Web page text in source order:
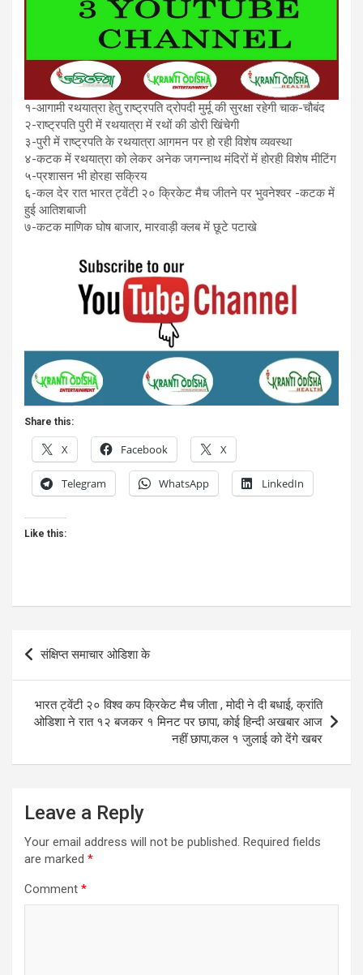
१-आगामी रथयात्रा हेतु राष्ट्रपति द्रोपदी मुर्मू की सुरक्षा रहेगी चाक-चौबंद
२-राष्ट्रपति पुरी में रथयात्रा में रथों की डोरी खिंचेगी
३-पुरी में राष्ट्रपति के रथयात्रा आगमन पर हो रही विशेष व्यवस्था
४-कटक में रथयात्रा को लेकर अनेक जगन्नाथ मंदिरों में होरही विशेष मीटिंग
५-प्रशासन भी होरहा सक्रिय
६-कल देर रात भारत ट्वेंटी २० क्रिकेट मैच जीतने पर भुवनेश्वर -कटक में
हुई आतिशबाजी
७-कटक माणिक घोष बाजार, मारवाड़ी क्लब में छूटे पटाखे
Share this:
X Facebook X
Telegram WhatsApp LinkedIn
Like this:
Post
navigation
संक्षिप्त समाचार ओडिशा के
भारत ट्वेंटी २० विश्व कप क्रिकेट मैच जीता , मोदी ने दी बधाई, क्रांति
ओडिशा ने रात १२ बजकर १ मिनट पर छापा, कोई हिन्दी अखबार आज
नहीं छापा,कल १ जुलाई को देंगे खबर
Leave a Reply
Your email address will not be published. Required fields
are marked *
Comment *